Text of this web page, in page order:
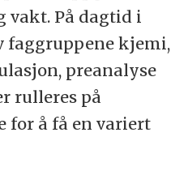
vakt. På dagtid i
faggruppene kjemi,
preanalyse
rulleres på
for å få en variert